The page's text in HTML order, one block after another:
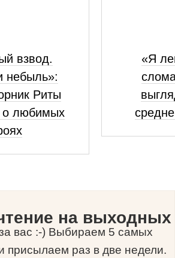
взвод.
небыль»:
Риты
любимых
«Я
на выходных
вас :-) Выбираем 5 самых
присылаем раз в две недели.